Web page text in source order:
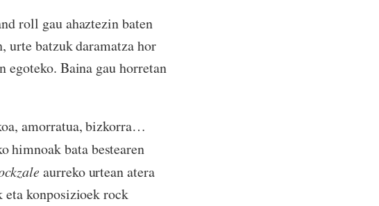
roll gau ahaztezin baten
urte batzuk daramatza hor
egoteko. Baina gau horretan
amorratua, bizkorra…
himnoak bata bestearen
aurreko urtean atera
eta konposizioek rock